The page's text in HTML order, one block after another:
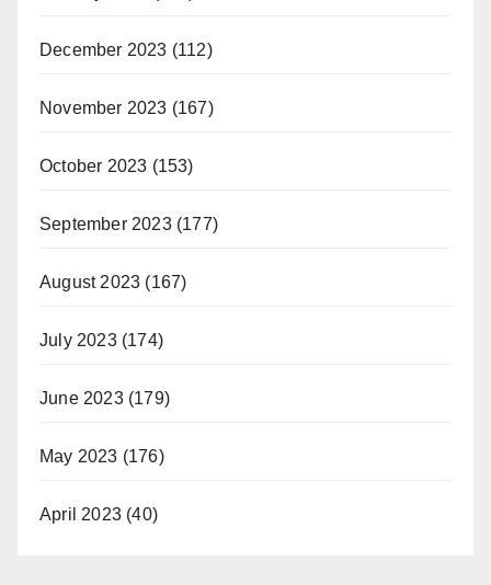
December 2023 (112)
November 2023 (167)
October 2023 (153)
September 2023(177)
August 2023 (167)
July 2023(174)
June 2023(179)
May 2023 (176)
April 2023 (40)